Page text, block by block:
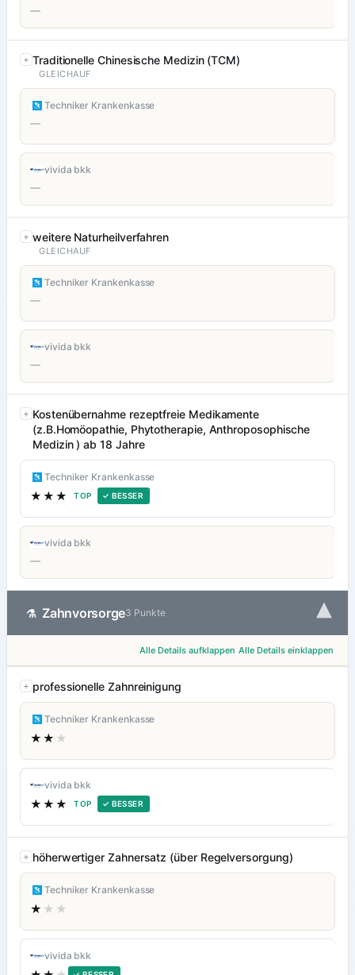
—
Traditionelle Chinesische Medizin (TCM)
GLEICHAUF
Techniker Krankenkasse
—
vivida bkk
—
weitere Naturheilverfahren
GLEICHAUF
Techniker Krankenkasse
—
vivida bkk
—
Kostenübernahme rezeptfreie Medikamente
(z.B.Homöopathie, Phytotherapie, Anthroposophische
Medizin ) ab 18 Jahre
Techniker Krankenkasse
★★★ TOP ✓ BESSER
vivida bkk
—
⚗ Zahnvorsorge3 Punkte ▾
Alle Details aufklappen Alle Details einklappen
professionelle Zahnreinigung
Techniker Krankenkasse
★★ ★
vivida bkk
★★★ TOP ✓ BESSER
höherwertiger Zahnersatz (über Regelversorgung)
Techniker Krankenkasse
★ ★★
vivida bkk